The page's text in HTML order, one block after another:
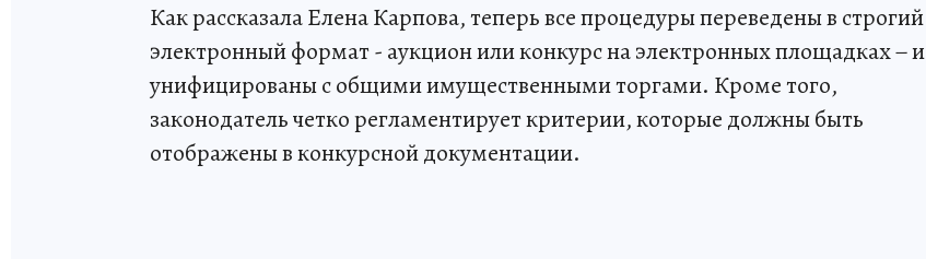
Как рассказала Елена Карпова, теперь все процедуры переведены в строгий
электронный формат - аукцион или конкурс на электронных площадках − и
унифицированы с общими имущественными торгами. Кроме того,
законодатель четко регламентирует критерии, которые должны быть
отображены в конкурсной документации.